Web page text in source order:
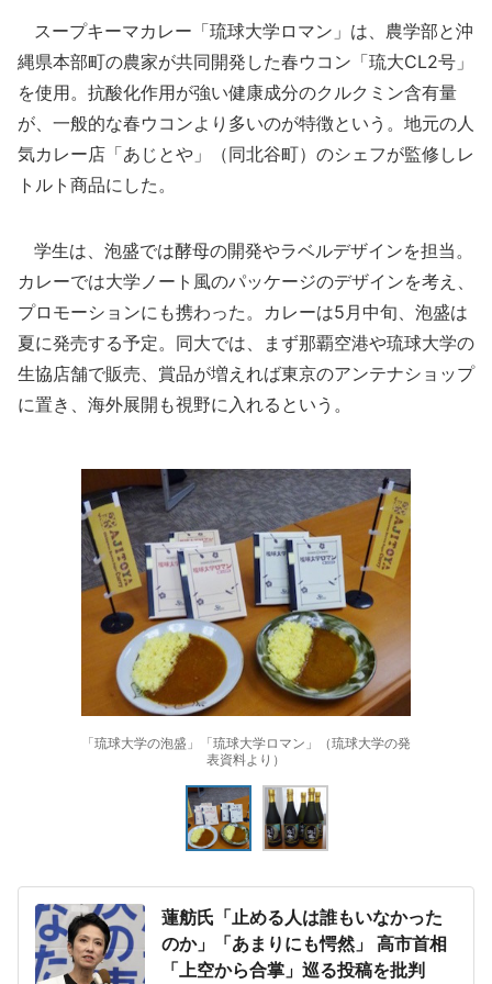
スープキーマカレー「琉球大学ロマン」は、農学部と沖
縄県本部町の農家が共同開発した春ウコン「琉大CL2号」
を使用。抗酸化作用が強い健康成分のクルクミン含有量
が、一般的な春ウコンより多いのが特徴という。地元の人
気カレー店「あじとや」（同北谷町）のシェフが監修しレ
トルト商品にした。
学生は、泡盛では酵母の開発やラベルデザインを担当。
カレーでは大学ノート風のパッケージのデザインを考え、
プロモーションにも携わった。カレーは5月中旬、泡盛は
夏に発売する予定。同大では、まず那覇空港や琉球大学の
生協店舗で販売、賞品が増えれば東京のアンテナショップ
に置き、海外展開も視野に入れるという。
「琉球大学の泡盛」「琉球大学ロマン」（琉球大学の発
表資料より）
蓮舫氏「止める人は誰もいなかった
のか」「あまりにも愕然」 高市首相
「上空から合掌」巡る投稿を批判